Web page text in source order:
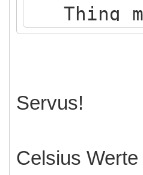
Thing
]
Servus!
Celsius